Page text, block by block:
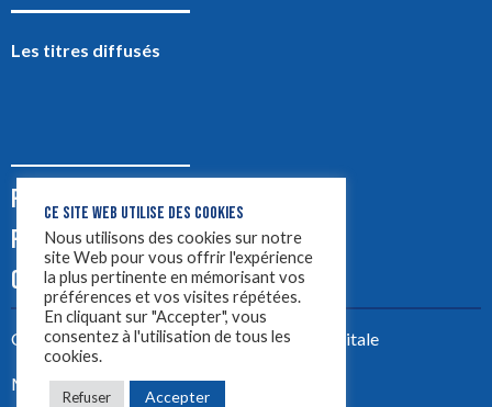
Les titres diffusés
PODCASTS
PUB
CONTACT
Créez votre site avecYellowtie – Agence Digitale
Mentions légales
CE SITE WEB UTILISE DES COOKIES
Nous utilisons des cookies sur notre
site Web pour vous offrir l'expérience
la plus pertinente en mémorisant vos
préférences et vos visites répétées.
En cliquant sur "Accepter", vous
consentez à l'utilisation de tous les
cookies.
Refuser Accepter